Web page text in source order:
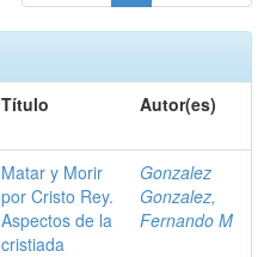
Título Autor(es)
Matar y Morir
por Cristo Rey.
Aspectos de la
cristiada
Gonzalez
Gonzalez,
Fernando M